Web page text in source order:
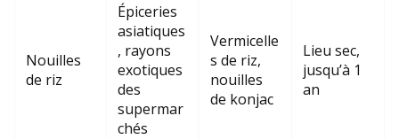
Nouilles
de riz
Épiceries
asiatiques
, rayons
exotiques
des
supermar
chés
Vermicelle
s de riz,
nouilles
de konjac
Lieu sec,
jusqu’à 1
an